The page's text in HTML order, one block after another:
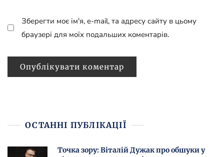
Зберегти моє ім'я, e-mail, та адресу сайту в цьому
браузері для моїх подальших коментарів.
ОСТАННІ ПУБЛІКАЦІЇ
Точка зору: Віталій Дужак про обшуки у